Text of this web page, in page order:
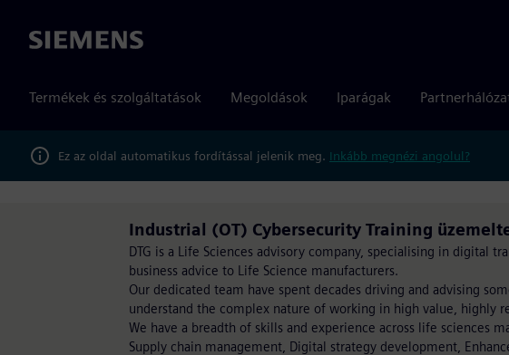
Siemens
Termékek és szolgáltatások Megoldások Iparágak
Ez az oldal automatikus fordítással jelenik meg. Inkább megnézi angolul?
Industrial (OT) Cybersecurity Training
DTG is a Life Sciences advisory company, specialising in digital
business advice to Life Science manufacturers.
Our dedicated team have spent decades driving and advising
understand the complex nature of working in high value, highly
We have a breadth of skills and experience across life sciences
Supply chain management, Digital strategy development,